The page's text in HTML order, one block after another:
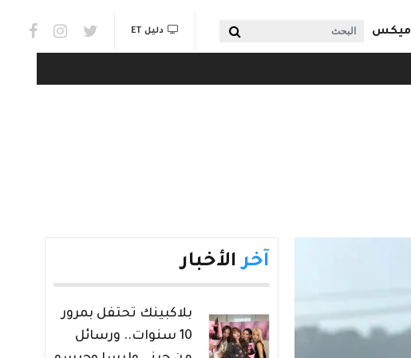
ميكس البحث links & Watch
دليل ET
آخر الأخبار
بلاكبينك تحتفل بمرور
10 سنوات.. ورسائل